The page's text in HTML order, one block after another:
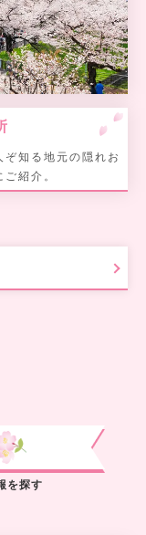
知る地元の隠れお
紹介。
を探す